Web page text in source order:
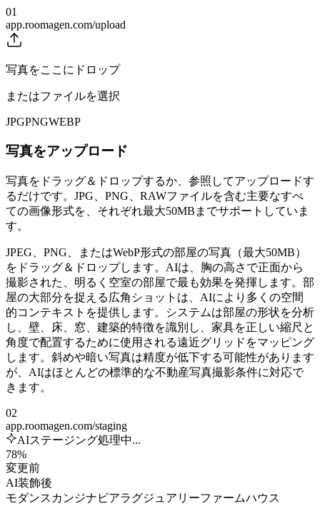
01
app.roomagen.com/upload
写真をここにドロップ
またはファイルを選択
JPGPNGWEBP
写真をアップロード
写真をドラッグ＆ドロップするか、参照してアップロードす
るだけです。JPG、PNG、RAWファイルを含む主要なすべ
ての画像形式を、それぞれ最大50MBまでサポートしていま
す。
JPEG、PNG、またはWebP形式の部屋の写真（最大50MB）
をドラッグ＆ドロップします。AIは、胸の高さで正面から
撮影された、明るく空室の部屋で最も効果を発揮します。部
屋の大部分を捉える広角ショットは、AIにより多くの空間
的コンテキストを提供します。システムは部屋の形状を分析
し、壁、床、窓、建築的特徴を識別し、家具を正しい縮尺と
角度で配置するために使用される遠近グリッドをマッピング
します。斜めや暗い写真は精度が低下する可能性があります
が、AIはほとんどの標準的な不動産写真撮影条件に対応で
きます。
02
app.roomagen.com/staging
AIステージング処理中...
78%
変更前
AI装飾後
モダンスカンジナビアラグジュアリーファームハウス